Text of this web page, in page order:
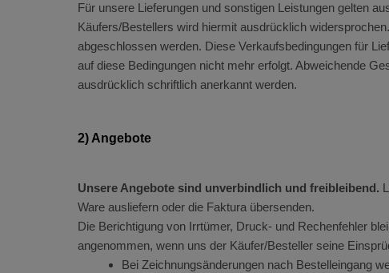
Für unsere Lieferungen und sonstigen Leistungen gelten
Käufers/Bestellers wird hiermit ausdrücklich
abgeschlossen werden. Diese Verkaufsbedingungen für
auf diese Bedingungen nicht mehr erfolgt. Abweichende
ausdrücklich schriftlich anerkannt werden.
2) Angebote
Unsere Angebote sind unverbindlich und freibleibend.
Ware ausliefern oder die Faktura übersenden.
Die Berichtigung von Irrtümer, Druck- und Rechenfehler
angenommen, wenn uns der Käufer/Besteller seine
Bei Zeichnungsänderungen nach Bestelleingang